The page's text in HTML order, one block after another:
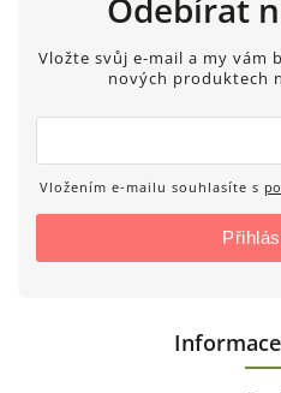
Odebírat
Vložte svůj e-mail a my vám
nových produktech
Vložením e-mailu souhlasíte s